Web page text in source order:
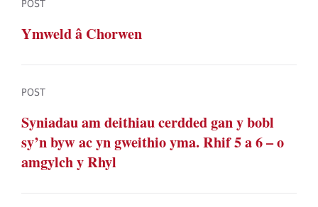
POST
Ymweld â Chorwen
POST
Syniadau am deithiau cerdded gan y bobl
sy’n byw ac yn gweithio yma. Rhif 5 a 6 – o
amgylch y Rhyl